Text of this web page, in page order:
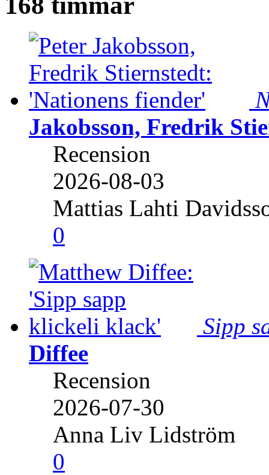
Jakobsson, Fredrik
Recension
2026-08-03
Mattias Lahti
0
Sipp
Diffee
Recension
2026-07-30
Anna Liv Lidström
0